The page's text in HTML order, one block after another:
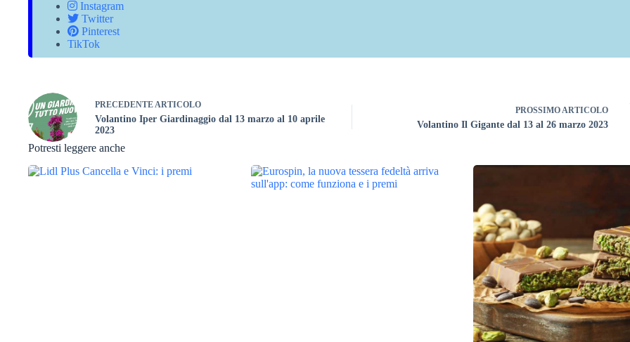
Instagram
Twitter
Pinterest
TikTok
PRECEDENTEARTICOLO
Volantino Iper Giardinaggio dal 13 marzo al 10 aprile
2023
PROSSIMOARTICOLO
Volantino Il Gigante dal 13 al 26 marzo 2023
Potresti leggere anche